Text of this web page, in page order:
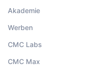
Akademie
Werben
CMC Labs
CMC Max